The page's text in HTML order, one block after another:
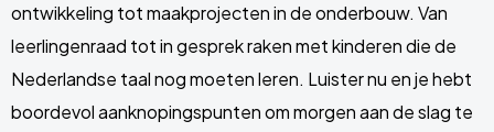
ontwikkeling tot maakprojecten in de onderbouw. Van
leerlingenraad tot in gesprek raken met kinderen die de
Nederlandse taal nog moeten leren. Luister nu en je hebt
boordevol aanknopingspunten om morgen aan de slag te